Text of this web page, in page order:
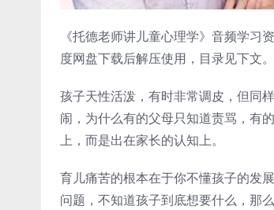
《托德老师讲儿童心理学》音频学
度网盘下载后解压使用，目录见下文。
孩子天性活泼，有时非常调皮，但同
闹，为什么有的父母只知道责骂，有
上，而是出在家长的认知上。
育儿痛苦的根本在于你不懂孩子的发
问题，不知道孩子到底想要什么，那